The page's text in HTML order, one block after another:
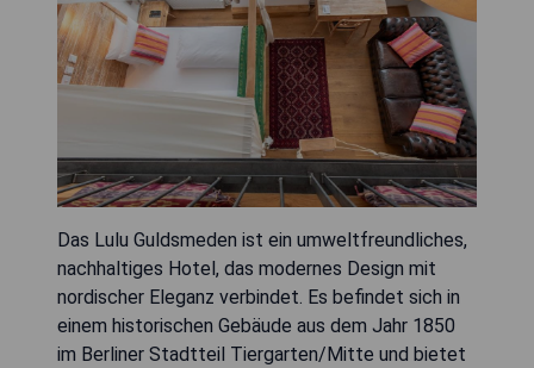
Das Lulu Guldsmeden ist ein umweltfreundliches,
nachhaltiges Hotel, das modernes Design mit
nordischer Eleganz verbindet. Es befindet sich in
einem historischen Gebäude aus dem Jahr 1850
im Berliner Stadtteil Tiergarten/Mitte und bietet